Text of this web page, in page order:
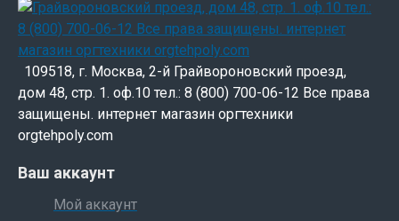
109518, г. Москва, 2-й Грайвороновский проезд,
дом 48, стр. 1. оф.10 тел.: 8 (800) 700-06-12 Все права
защищены. интернет магазин оргтехники
orgtehpoly.com
Ваш аккаунт
Мой аккаунт